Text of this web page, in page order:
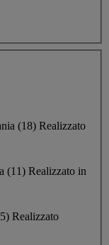
(18) Realizzato
(11) Realizzato in
5) Realizzato